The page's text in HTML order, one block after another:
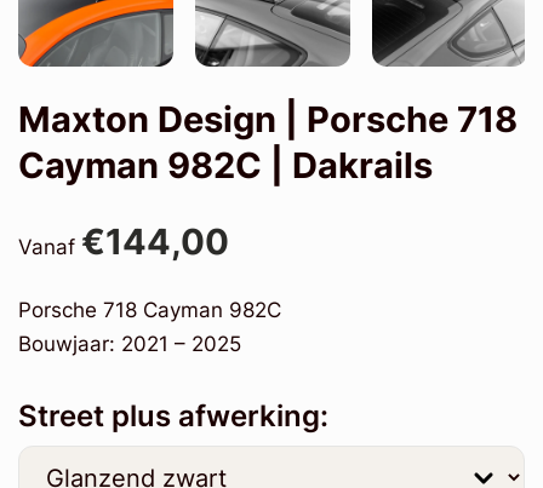
Maxton Design | Porsche 718
Cayman 982C | Dakrails
Vanaf €144,00
Porsche 718 Cayman 982C
Bouwjaar: 2021 – 2025
Street plus afwerking: